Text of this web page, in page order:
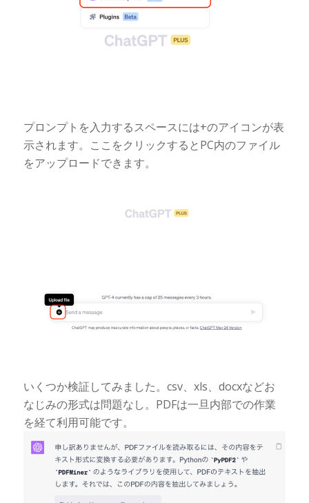
プロンプトを入力するスペースには+のアイコンが表
示されます。ここをクリックするとPC内のファイル
をアップロードできます。
いくつか検証してみました。csv、xls、docxなどお
なじみの形式は問題なし。PDFは一旦内部での作業
を経て利用可能です。